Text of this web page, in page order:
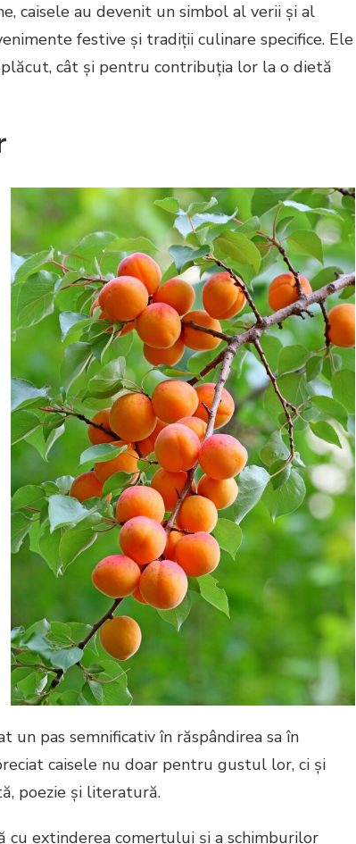
caisele au devenit un simbol al verii și al
festive și tradiții culinare specifice. Ele
cât și pentru contribuția lor la o dietă
un pas semnificativ în răspândirea sa în
caisele nu doar pentru gustul lor, ci și
poezie și literatură.
cu extinderea comerțului și a schimburilor